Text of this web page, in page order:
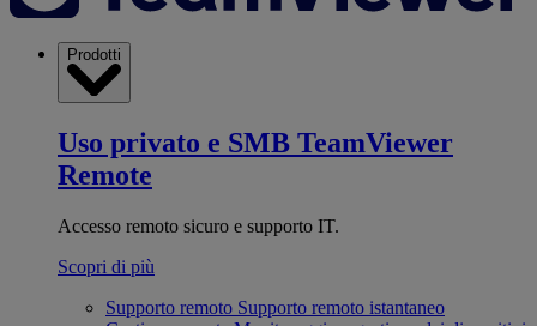
Prodotti
Uso privato e SMB TeamViewer
Remote
Accesso remoto sicuro e supporto IT.
Scopri di più
Supporto remoto Supporto remoto istantaneo